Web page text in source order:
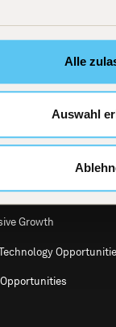
Alle
Auswahl
Technology Leaders
Growth
Growth